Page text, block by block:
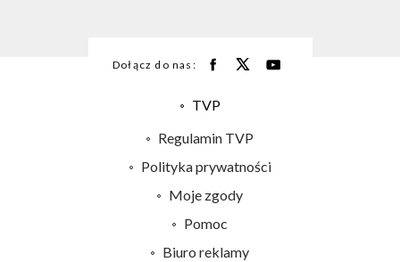
Dołącz do nas:
TVP
Centrum informacji TVP
Naziemna Telewizja Cyfrowa
Regulamin TVP
Polityka prywatności
Moje zgody
Pomoc
Biuro reklamy